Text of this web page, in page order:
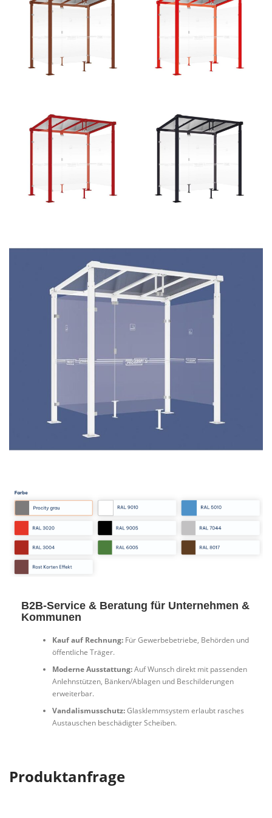
B2B-Service & Beratung für Unternehmen &
Kommunen
Kauf auf Rechnung:Für Gewerbebetriebe, Behörden und
öffentliche Träger.
Moderne Ausstattung:Auf Wunsch direkt mit passenden
Anlehnstützen, Bänken/Ablagen und Beschilderungen
erweiterbar.
Vandalismusschutz:Glasklemmsystem erlaubt rasches
Austauschen beschädigter Scheiben.
Produktanfrage